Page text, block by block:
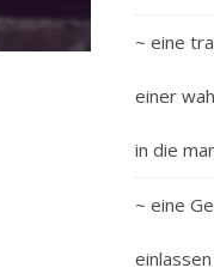
~ eine
einer
in die
~ eine